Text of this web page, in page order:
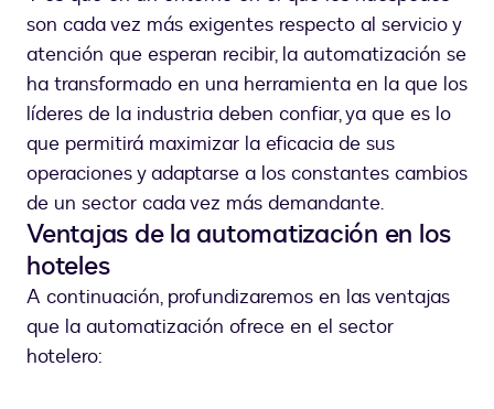
son cada vez más exigentes respecto al servicio y
atención que esperan recibir, la automatización se
ha transformado en una herramienta en la que los
líderes de la industria deben confiar, ya que es lo
que permitirá maximizar la eficacia de sus
operaciones y adaptarse a los constantes cambios
de un sector cada vez más demandante.
Ventajas de la automatización en los
hoteles
A continuación, profundizaremos en las ventajas
que la automatización ofrece en el sector
hotelero: